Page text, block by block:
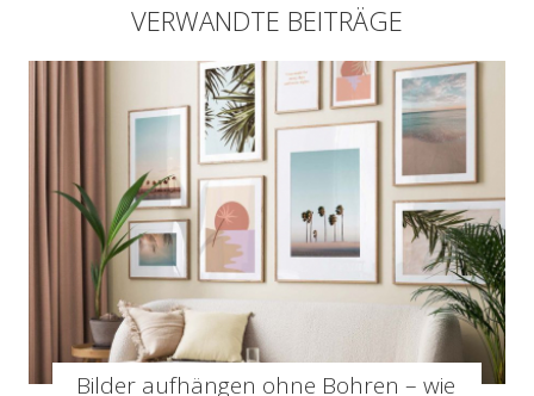
VERWANDTE BEITRÄGE
Bilder aufhängen ohne Bohren – wie